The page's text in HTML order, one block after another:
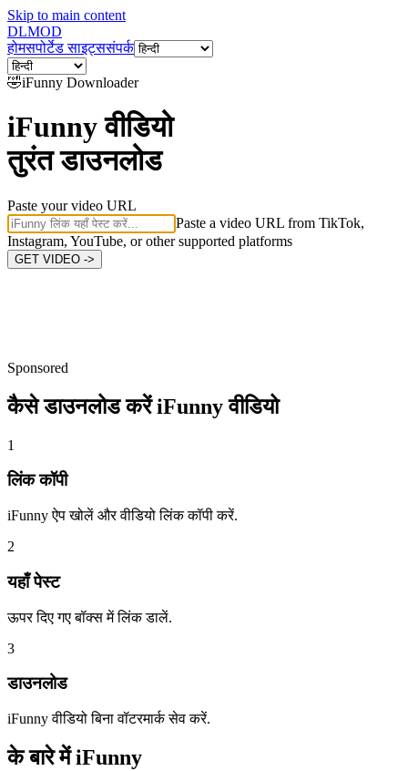
Skip to main content
DLMOD
होमसपोर्टेड साइट्ससंपर्क
🤣iFunny Downloader
iFunny वीडियो
तुरंत डाउनलोड
Paste your video URL
Paste a video URL from TikTok,
Instagram, YouTube, or other supported platforms
GET VIDEO ->
Sponsored
कैसे डाउनलोड करें iFunny वीडियो
1
लिंक कॉपी
iFunny ऐप खोलें और वीडियो लिंक कॉपी करें.
2
यहाँ पेस्ट
ऊपर दिए गए बॉक्स में लिंक डालें.
3
डाउनलोड
iFunny वीडियो बिना वॉटरमार्क सेव करें.
के बारे में iFunny